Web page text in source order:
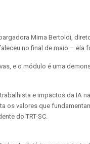
Mirna Bertoldi,
no final de maio – ela
e o módulo é uma
e impactos da IA
valores que
do TRT-SC.